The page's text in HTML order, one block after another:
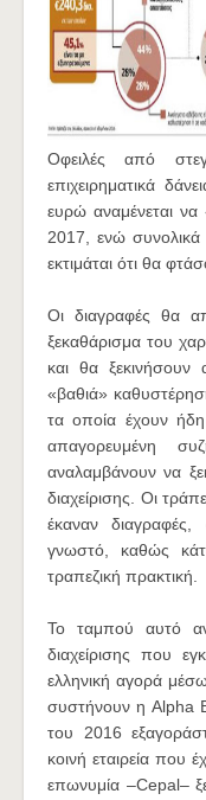
Οφειλές από
επιχειρηματικά
ευρώ αναμένεται
2017, ενώ συνολικά
εκτιμάται ότι θα
Οι διαγραφές θα
ξεκαθάρισμα του
και θα
«βαθιά»
τα οποία έχουν ήδη
απαγορευμένη
αναλαμβάνουν να
διαχείρισης. Οι
έκαναν
γνωστό, καθώς
τραπεζική πρακτική.
Το ταμπού αυτό
διαχείρισης που
ελληνική αγορά
συστήνουν η Alpha
του 2016
κοινή εταιρεία που
επωνυμία –Cepal–